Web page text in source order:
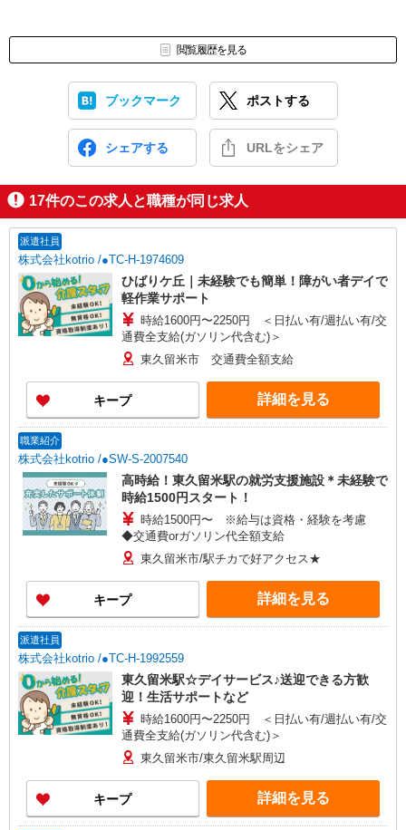
閲覧履歴を見る
ブックマーク ポストする
シェアする URLをシェア
17件のこの求人と職種が同じ求人
派遣社員
株式会社kotrio /●TC-H-1974609
ひばりケ丘｜未経験でも簡単！障がい者デイで
軽作業サポート
時給1600円〜2250円 ＜日払い有/週払い有/交
通費全支給(ガソリン代含む)＞
東久留米市 交通費全額支給
キープ 詳細を見る
職業紹介
株式会社kotrio /●SW-S-2007540
高時給！東久留米駅の就労支援施設＊未経験で
時給1500円スタート！
時給1500円〜 ※給与は資格・経験を考慮
◆交通費orガソリン代全額支給
東久留米市/駅チカで好アクセス★
キープ 詳細を見る
派遣社員
株式会社kotrio /●TC-H-1992559
東久留米駅☆デイサービス♪送迎できる方歓
迎！生活サポートなど
時給1600円〜2250円 ＜日払い有/週払い有/交
通費全支給(ガソリン代含む)＞
東久留米市/東久留米駅周辺
キープ 詳細を見る